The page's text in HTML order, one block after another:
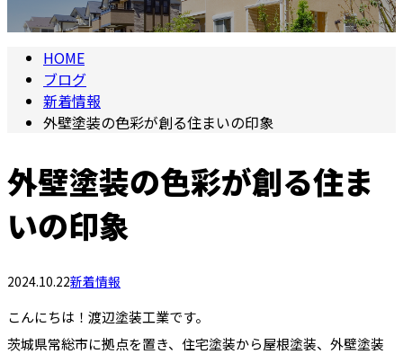
HOME
ブログ
新着情報
外壁塗装の色彩が創る住まいの印象
外壁塗装の色彩が創る住ま
いの印象
2024.10.22新着情報
こんにちは！渡辺塗装工業です。
茨城県常総市に拠点を置き、住宅塗装から屋根塗装、外壁塗装